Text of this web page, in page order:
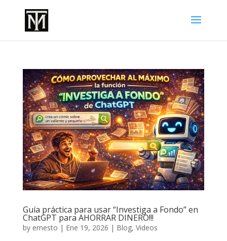
Guía práctica para usar “Investiga a Fondo” en
ChatGPT para AHORRAR DINERO!!!
by ernesto | Ene 19, 2026 | Blog, Videos